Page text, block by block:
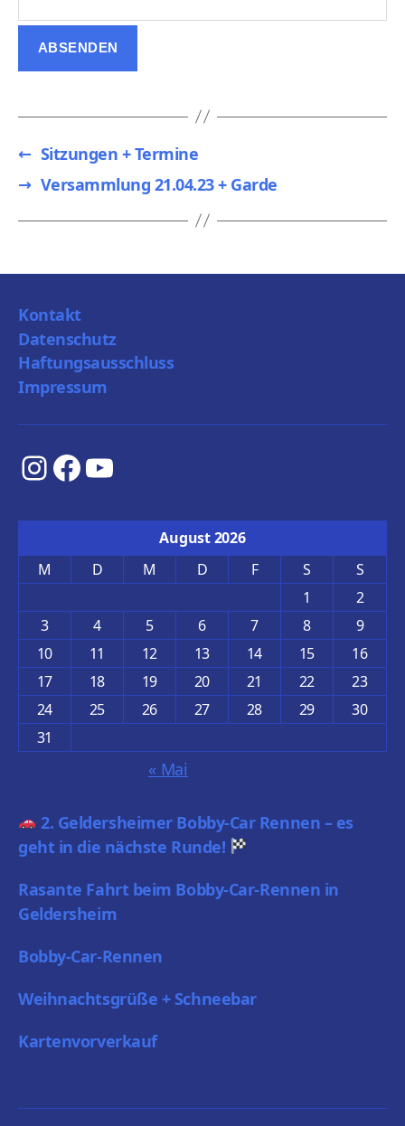
← Sitzungen + Termine
→ Versammlung 21.04.23 + Garde
Kontakt
Datenschutz
Haftungsausschluss
Impressum
Instagram
Facebook
YouTube
August 2026
M
D M D F S
S
1
2
3
4 5 6 7 8
9
10
11 12 13 14 15
16
17
18 19 20 21 22
23
24
25 26 27 28 29
30
31
« Mai
2. Geldersheimer Bobby-Car Rennen – es
geht in die nächste Runde!
Rasante Fahrt beim Bobby-Car-Rennen in
Geldersheim
Bobby-Car-Rennen
Weihnachtsgrüße + Schneebar
Kartenvorverkauf